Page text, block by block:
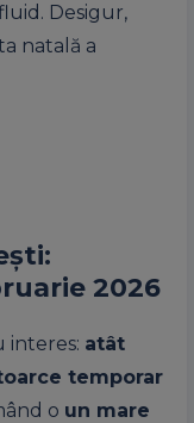
Desigur,
natală a
2026
interes: atât
temporar
o un mare